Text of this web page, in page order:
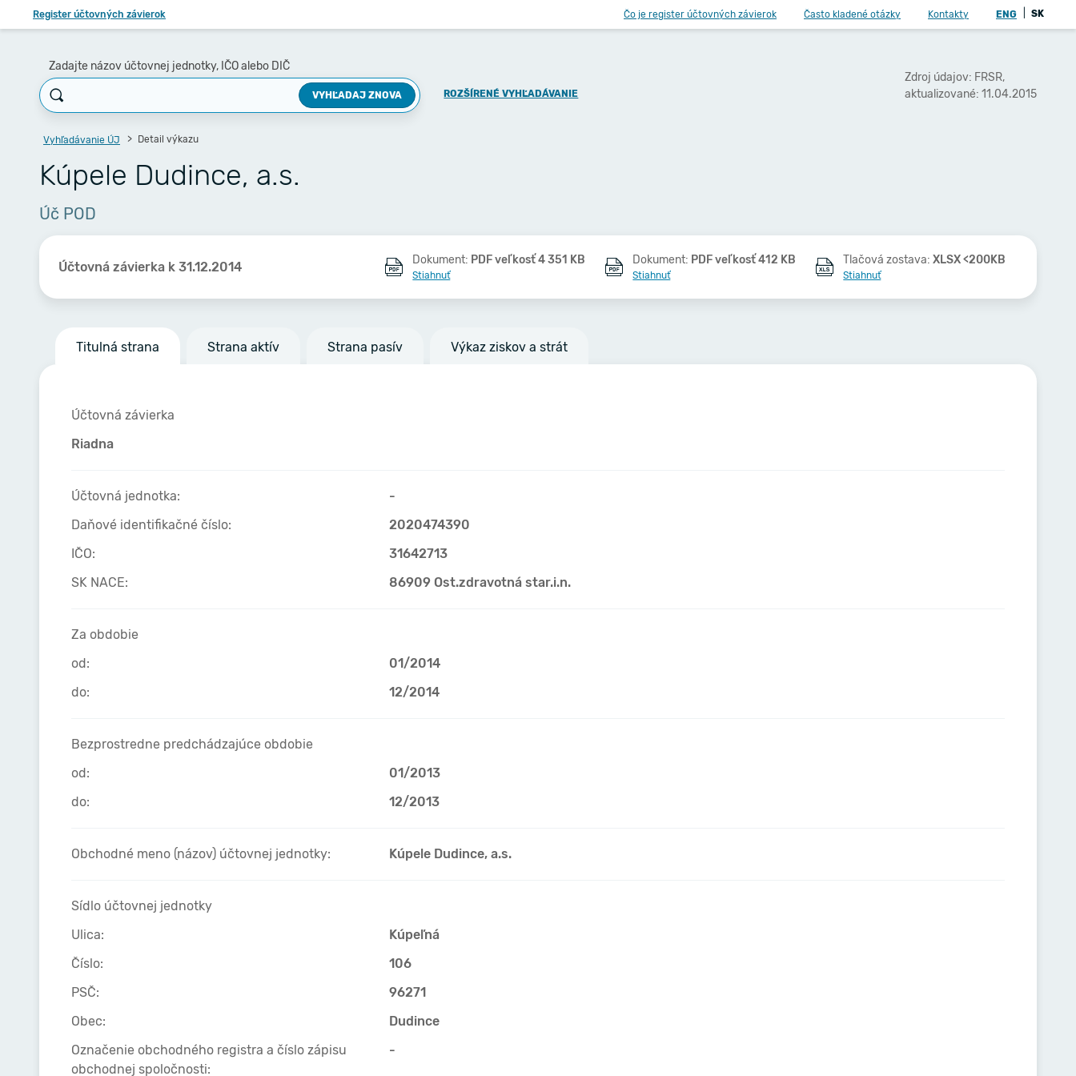
Register účtovných závierok Čo je register účtovných závierok Často kladené otázky Kontakty ENG SK
Zadajte názov účtovnej jednotky, IČO alebo DIČ
VYHĽADAJ ZNOVA ROZŠÍRENÉ VYHĽADÁVANIE
Zdroj údajov: FRSR,
aktualizované: 11.04.2015
Vyhľadávanie ÚJ Detail výkazu
Kúpele Dudince, a.s.
Úč POD
Účtovná závierka k 31.12.2014 Dokument: PDF veľkosť 4 351 KB
Stiahnuť
Dokument: PDF veľkosť 412 KB
Stiahnuť
Tlačová zostava:XLSX <200KB
Stiahnuť
Titulná strana Strana aktív Strana pasív Výkaz ziskov a strát
Účtovná závierka
Riadna
Účtovná jednotka:
-
Daňové identifikačné číslo:
2020474390
IČO:
31642713
SK NACE:
86909 Ost.zdravotná star.i.n.
Za obdobie
od:
01/2014
do:
12/2014
Bezprostredne predchádzajúce obdobie
od:
01/2013
do:
12/2013
Obchodné meno (názov) účtovnej jednotky: Kúpele Dudince, a.s.
Sídlo účtovnej jednotky
Ulica:
Kúpeľná
Číslo:
106
PSČ:
96271
Obec:
Dudince
Označenie obchodného registra a číslo zápisu
obchodnej spoločnosti:
-